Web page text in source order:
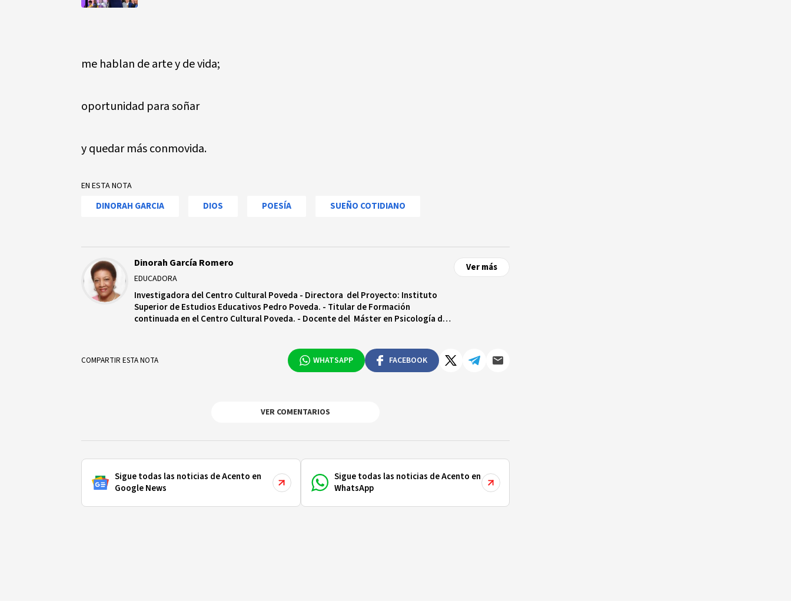
me hablan de arte y de vida;
oportunidad para soñar
y quedar más conmovida.
EN ESTA NOTA
DINORAH GARCIA DIOS POESÍA SUEÑO COTIDIANO
Dinorah García Romero
EDUCADORA
Investigadora del Centro Cultural Poveda - Directora del Proyecto: Instituto
Superior de Estudios Educativos Pedro Poveda. - Titular de Formación
continuada en el Centro Cultural Poveda. - Docente del Máster en Psicología de
Programa de Doctorado en Educación, Universidad de Valencia-Universidad-
Autónoma de Santo Domingo.
Ver más
COMPARTIR ESTA NOTA WHATSAPP FACEBOOK
VER COMENTARIOS
Sigue todas las noticias de Acento en
Google News
Sigue todas las noticias de Acento en
WhatsApp